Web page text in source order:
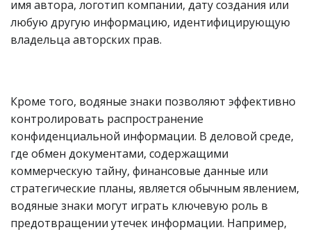
имя автора, логотип компании, дату создания или
любую другую информацию, идентифицирующую
владельца авторских прав.
Кроме того, водяные знаки позволяют эффективно
контролировать распространение
конфиденциальной информации. В деловой среде,
где обмен документами, содержащими
коммерческую тайну, финансовые данные или
стратегические планы, является обычным явлением,
водяные знаки могут играть ключевую роль в
предотвращении утечек информации. Например,